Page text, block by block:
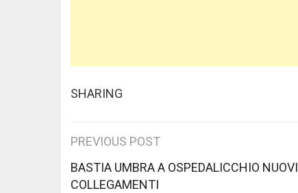
SHARING
Post
navigation
PREVIOUS POST
BASTIA UMBRA A OSPEDALICCHIO NUOVI
COLLEGAMENTI